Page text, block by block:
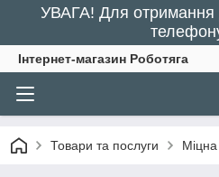
УВАГА! Для отримання
Інтернет-магазин Роботяга
Товари та послуги Міцна